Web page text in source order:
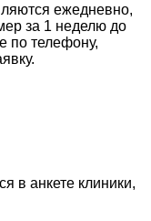
ежедневно,
за 1 неделю до
по телефону,
в анкете клиники,